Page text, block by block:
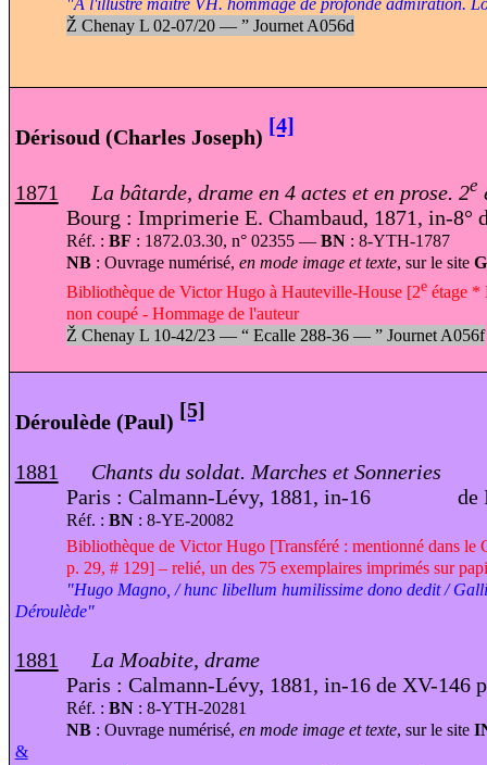
Ž Chenay L 02-07/20 — ”Journet A056d
Dérisoud (Charles Joseph) [4]
1871 La bâtarde, drame en 4 actes et en prose. 2e
Bourg : Imprimerie E. Chambaud, 1871, in-8°
Réf. : BF : 1872.03.30, n° 02355 — BN: 8-YTH-1787
NB: Ouvrage numérisé, en mode image et texte, sur le site
Bibliothèque de Victor Hugo à Hauteville-House [2eétage *
non coupé - Hommage de l'auteur
Ž Chenay L 10-42/23 — “Ecalle 288-36 — ”Journet A056f
Déroulède (Paul) [5]
1881
Chants du soldat. Marches et Sonneries
Paris : Calmann-Lévy, 1881, in-16 de
Réf. : BN: 8-YE-20082
Bibliothèque de Victor Hugo [Transféré : mentionné dans le
p. 29, # 129] – relié, un des 75 exemplaires imprimés sur
"Hugo Magno, / hunc libellum humilissime dono dedit /
Déroulède"
1881 La Moabite, drame
Paris : Calmann-Lévy, 1881, in-16 de XV-146
Réf. : BN: 8-YTH-20281
NB: Ouvrage numérisé, en mode image et texte, sur le site
&